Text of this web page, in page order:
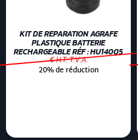
KIT DE REPARATION AGRAFE
PLASTIQUE BATTERIE
RECHARGEABLE RÉF : HU14005
€ H.T. T.V.A.
20% de réduction